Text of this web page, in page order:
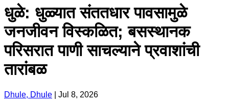
धुळे: धुळ्यात संततधार पावसामुळे
जनजीवन विस्कळित; बसस्थानक
परिसरात पाणी साचल्याने प्रवाशांची
तारांबळ
Dhule, Dhule Jul 8, 2026